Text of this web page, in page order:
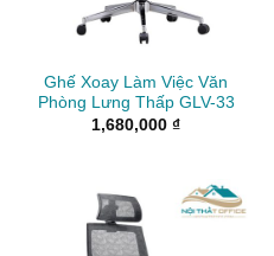
Ghế Xoay Làm Việc Văn
Phòng Lưng Thấp GLV-33
1,680,000 ₫